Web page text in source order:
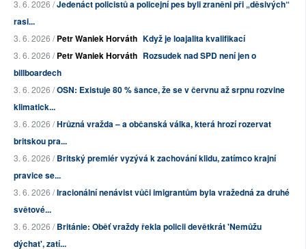
3. 6. 2026 /Jedenáct policistů a policejní pes byli zraněni při „děsivých“
rasi...
3. 6. 2026 /Petr Waniek Horváth Když je loajalita kvalifikací
3. 6. 2026 /Petr Waniek Horváth Rozsudek nad SPD není jen o
billboardech
3. 6. 2026 /OSN: Existuje 80 % šance, že se v červnu až srpnu rozvine
klimatick...
3. 6. 2026 /Hrůzná vražda – a občanská válka, která hrozí rozervat
britskou pra...
3. 6. 2026 /Britský premiér vyzývá k zachování klidu, zatímco krajní
pravice se...
3. 6. 2026 /Iracionální nenávist vůči imigrantům byla vražedná za druhé
světové...
3. 6. 2026 /Británie: Oběť vraždy řekla policii devětkrát 'Nemůžu
dýchat', zatí...